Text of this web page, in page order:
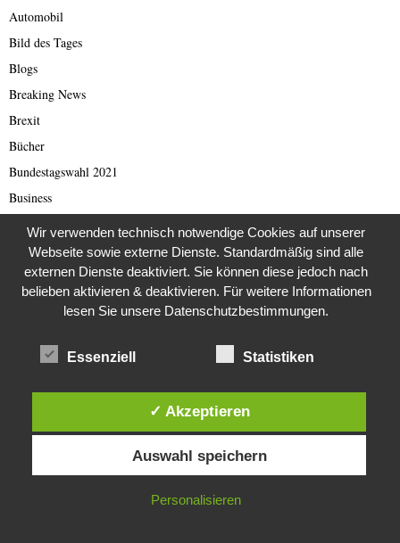
Automobil
Bild des Tages
Blogs
Breaking News
Brexit
Bücher
Bundestagswahl 2021
Business
Catastrophe Scam
China
China Presse
Cold Case
Damals
Diese Website verwendet Cookies. Durch die weitere Nutzung dieser
Website stimmst du der Verwendung von Cookies zu.
IN ORDNUNG
Wir verwenden technisch notwendige Cookies auf unserer
Webseite sowie externe Dienste. Standardmäßig sind alle
externen Dienste deaktiviert. Sie können diese jedoch nach
belieben aktivieren & deaktivieren. Für weitere Informationen
lesen Sie unsere Datenschutzbestimmungen.
Essenziell Statistiken
✓ Akzeptieren
Auswahl speichern
Personalisieren